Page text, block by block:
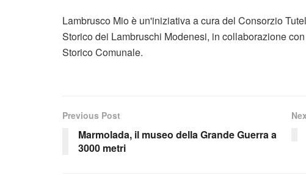
Lambrusco Mio è un'iniziativa a cura del Consorzio
Storico dei Lambruschi Modenesi, in collaborazione
Storico Comunale.
Previous Post
Marmolada, il museo della Grande Guerra a
3000 metri